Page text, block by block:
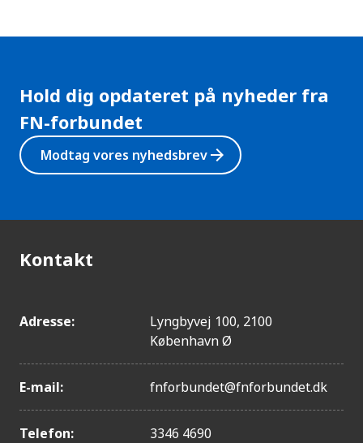
Hold dig opdateret på nyheder fra
FN-forbundet
Modtag vores nyhedsbrevarrow_forward
Kontakt
Adresse:
Lyngbyvej 100, 2100
København Ø
E-mail: fnforbundet@fnforbundet.dk
Telefon: 3346 4690